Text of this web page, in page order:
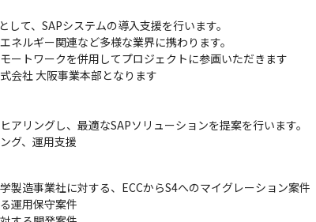
して、SAPシステムの導入支援を行います。
ネルギー関連など多様な業界に携わります。
ートワークを併用してプロジェクトに参画いただきます
会社 大阪事業本部となります
アリングし、最適なSAPソリューションを提案を行います。
グ、運用支援
製造事業社に対する、ECCからS4へのマイグレーション案件
運用保守案件